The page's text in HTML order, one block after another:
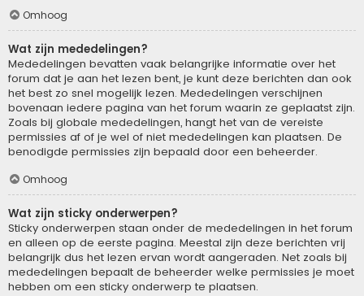
Omhoog
Wat zijn mededelingen?
Mededelingen bevatten vaak belangrijke informatie over het
forum dat je aan het lezen bent, je kunt deze berichten dan ook
het best zo snel mogelijk lezen. Mededelingen verschijnen
bovenaan iedere pagina van het forum waarin ze geplaatst zijn.
Zoals bij globale mededelingen, hangt het van de vereiste
permissies af of je wel of niet mededelingen kan plaatsen. De
benodigde permissies zijn bepaald door een beheerder.
Omhoog
Wat zijn sticky onderwerpen?
Sticky onderwerpen staan onder de mededelingen in het forum
en alleen op de eerste pagina. Meestal zijn deze berichten vrij
belangrijk dus het lezen ervan wordt aangeraden. Net zoals bij
mededelingen bepaalt de beheerder welke permissies je moet
hebben om een sticky onderwerp te plaatsen.